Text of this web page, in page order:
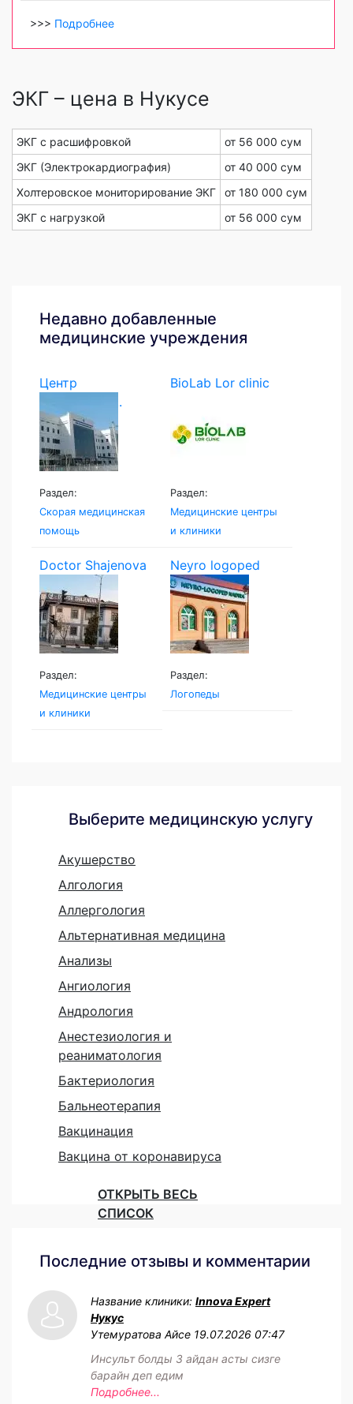
>>> Подробнее
ЭКГ – цена в Нукусе
ЭКГ с расшифровкой
от 56 000 сум
ЭКГ (Электрокардиография)
от 40 000 сум
Холтеровское мониторирование ЭКГ
от 180 000 сум
ЭКГ с нагрузкой
от 56 000 сум
Недавно добавленные
медицинские учреждения
Центр
экстренной...
Раздел:
Скорая медицинская
помощь
BioLab Lor clinic
Раздел:
Медицинские центры
и клиники
Doctor Shajenova
Раздел:
Медицинские центры
и клиники
Neyro logoped
Раздел:
Логопеды
Выберите медицинскую услугу
Акушерство
Алгология
Аллергология
Альтернативная медицина
Анализы
Ангиология
Андрология
Анестезиология и
реаниматология
Бактериология
Бальнеотерапия
Вакцинация
Вакцина от коронавируса
ОТКРЫТЬ ВЕСЬ
СПИСОК
Последние отзывы и комментарии
Название клиники: Innova Expert
Нукус
Утемуратова Айсе 19.07.2026 07:47
Инсульт болды 3 айдан асты сизге
барайн деп едим
Подробнее...